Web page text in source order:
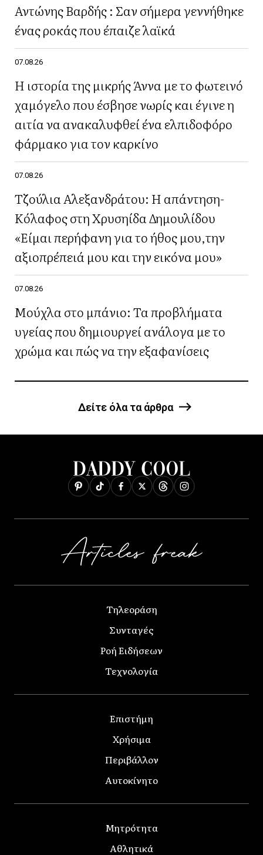
Αντώνης Βαρδής : Σαν σήμερα γεννήθηκε
ένας ροκάς που έπαιζε λαϊκά
07.08.26
Η ιστορία της μικρής Άννα με το φωτεινό
χαμόγελο που έσβησε νωρίς και έγινε η
αιτία να ανακαλυφθεί ένα ελπιδοφόρο
φάρμακο για τον καρκίνο
07.08.26
Τζούλια Αλεξανδράτου: Η απάντηση-
Κόλαφος στη Χρυσηίδα Δημουλίδου
«Είμαι περήφανη για το ήθος μου,την
αξιοπρέπειά μου και την εικόνα μου»
07.08.26
Μούχλα στο μπάνιο: Τα προβλήματα
υγείας που δημιουργεί ανάλογα με το
χρώμα και πώς να την εξαφανίσεις
Δείτε όλα τα άρθρα
Τηλεοράση
Συνταγές
Ροή Ειδήσεων
Τεχνολογία
Επιστήμη
Χρήσιμα
Περιβάλλον
Αυτοκίνητο
Μητρότητα
Αθλητικά